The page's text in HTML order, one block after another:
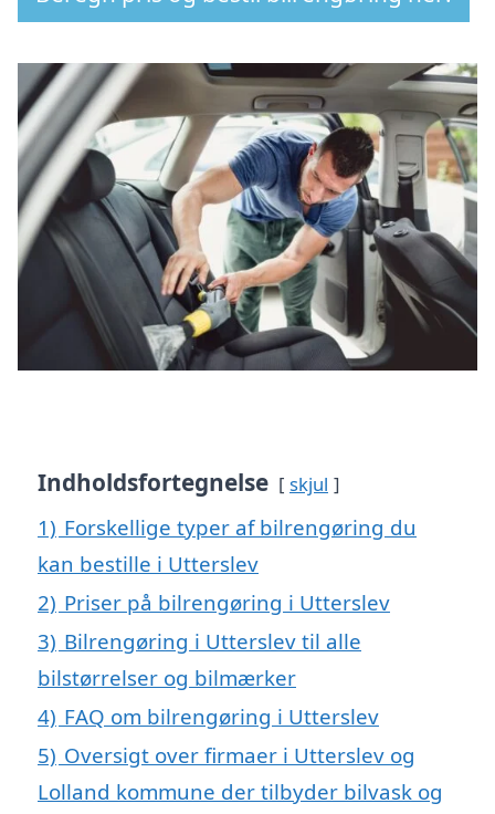
Indholdsfortegnelse skjul
1) Forskellige typer af bilrengøring du
kan bestille i Utterslev
2) Priser på bilrengøring i Utterslev
3) Bilrengøring i Utterslev til alle
bilstørrelser og bilmærker
4) FAQ om bilrengøring i Utterslev
5) Oversigt over firmaer i Utterslev og
Lolland kommune der tilbyder bilvask og